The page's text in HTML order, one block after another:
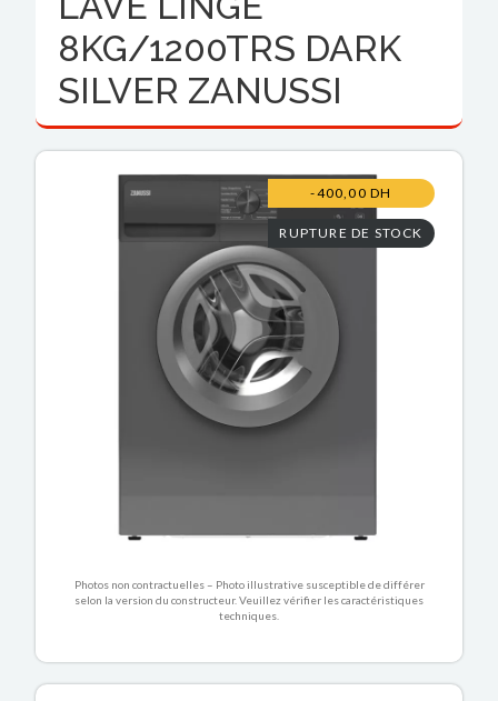
8KG/1200TRS DARK
SILVER ZANUSSI
-400,00 DH
RUPTURE DE STOCK
Photos non contractuelles – Photo illustrative susceptible de différer
selon la version du constructeur. Veuillez vérifier les caractéristiques
techniques.